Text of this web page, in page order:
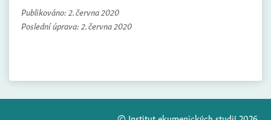
Publikováno: 2. června 2020
Poslední úprava: 2. června 2020